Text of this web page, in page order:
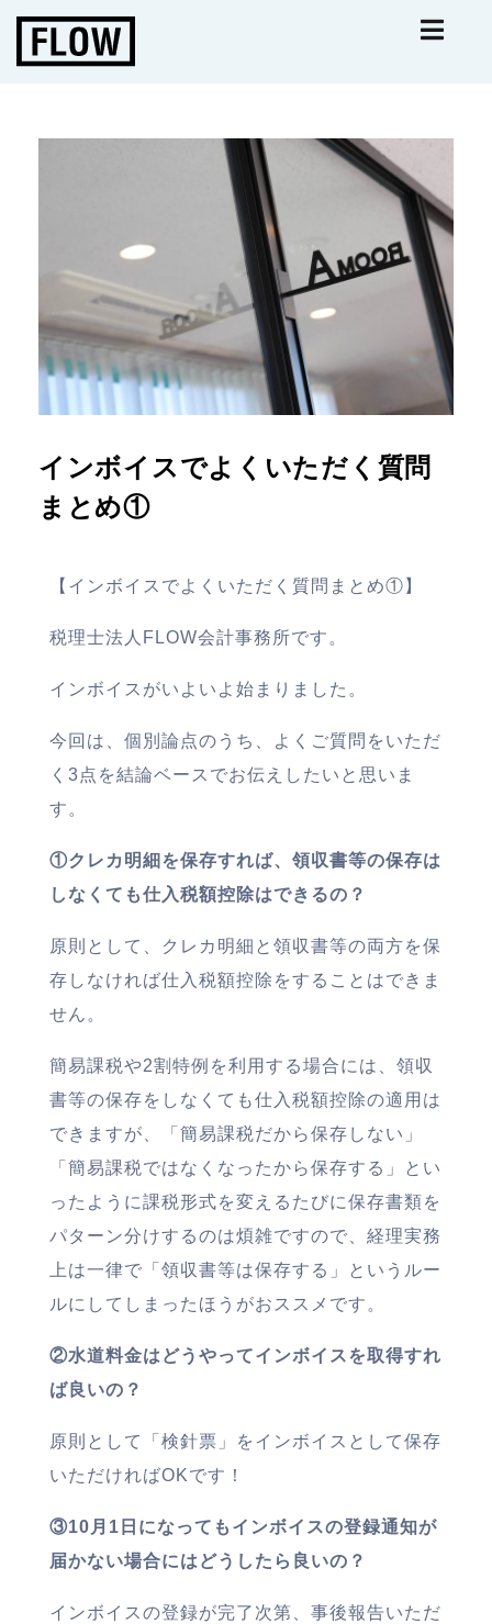
インボイスでよくいただく質問
まとめ①
【インボイスでよくいただく質問まとめ①】
税理士法人FLOW会計事務所です。
インボイスがいよいよ始まりました。
今回は、個別論点のうち、よくご質問をいただ
く3点を結論ベースでお伝えしたいと思いま
す。
①クレカ明細を保存すれば、領収書等の保存は
しなくても仕入税額控除はできるの？
原則として、クレカ明細と領収書等の両方を保
存しなければ仕入税額控除をすることはできま
せん。
簡易課税や2割特例を利用する場合には、領収
書等の保存をしなくても仕入税額控除の適用は
できますが、「簡易課税だから保存しない」
「簡易課税ではなくなったから保存する」とい
ったように課税形式を変えるたびに保存書類を
パターン分けするのは煩雑ですので、経理実務
上は一律で「領収書等は保存する」というルー
ルにしてしまったほうがおススメです。
②水道料金はどうやってインボイスを取得すれ
ば良いの？
原則として「検針票」をインボイスとして保存
いただければOKです！
③10月1日になってもインボイスの登録通知が
届かない場合にはどうしたら良いの？
インボイスの登録が完了次第、事後報告いただ